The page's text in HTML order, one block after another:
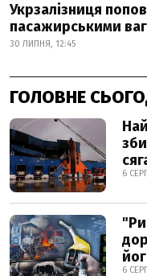
Укрзалізниця
пасажирськими
30 ЛИПНЯ, 12:45
ГОЛОВНЕ
6
6